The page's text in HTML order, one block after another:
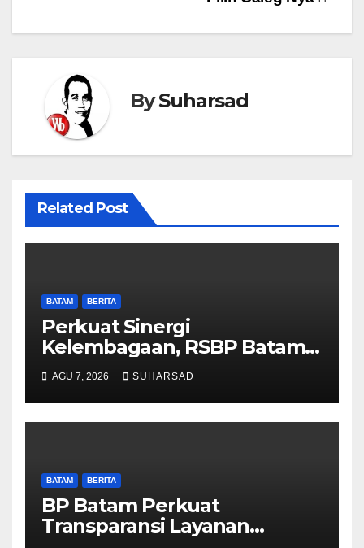
BySuharsad
Related Post
BATAM BERITA
Perkuat Sinergi
Kelembagaan, RSBP Batam
dan BPOM Pastikan
Pelayanan dan Ketersediaan
Obat Aman
AGU 7, 2026 SUHARSAD
BATAM BERITA
BP Batam Perkuat
Transparansi Layanan